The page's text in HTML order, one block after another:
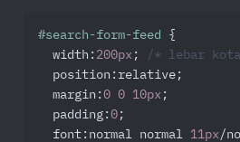
#search-form-feed
{
width : 200px ;
/* lebar
position :relative;
margin :0 0 10px ;
padding :0 ;
font :normal normal 11px /